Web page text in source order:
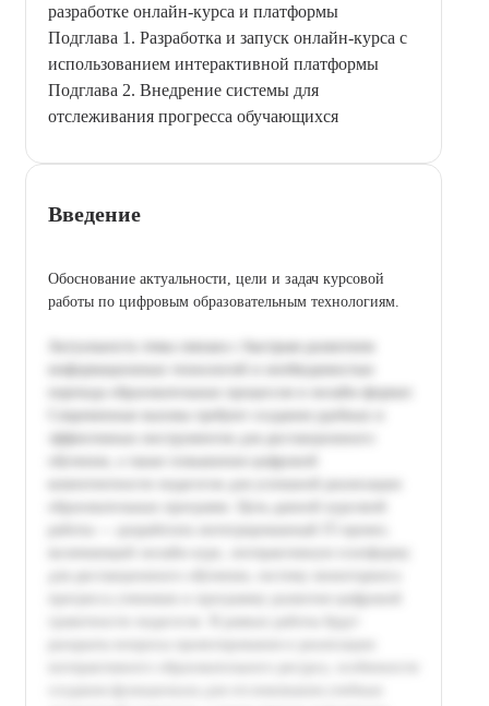
разработке онлайн-курса и платформы
Подглава 1. Разработка и запуск онлайн-курса с
использованием интерактивной платформы
Подглава 2. Внедрение системы для
отслеживания прогресса обучающихся
Введение
Обоснование актуальности, цели и задач курсовой
работы по цифровым образовательным технологиям.